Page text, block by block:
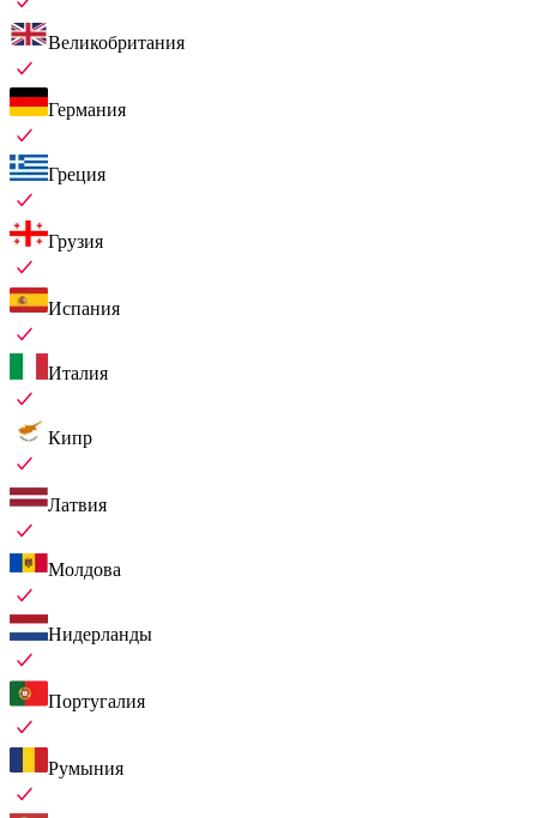
Великобритания
Германия
Греция
Грузия
Испания
Италия
Кипр
Латвия
Молдова
Нидерланды
Португалия
Румыния